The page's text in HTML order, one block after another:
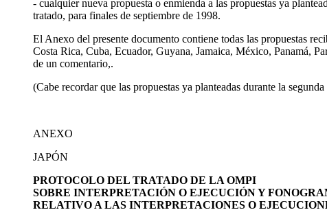
- cualquier nueva propuesta o enmienda a las propuestas ya
tratado, para finales de septiembre de 1998.
El Anexo del presente documento contiene todas las propuestas
Costa Rica, Cuba, Ecuador, Guyana, Jamaica, México, Panamá,
de un comentario,.
(Cabe recordar que las propuestas ya planteadas durante la
ANEXO
JAPÓN
PROTOCOLO DEL TRATADO DE LA OMPI
SOBRE INTERPRETACIÓN O EJECUCIÓN Y
RELATIVO A LAS INTERPRETACIONES O